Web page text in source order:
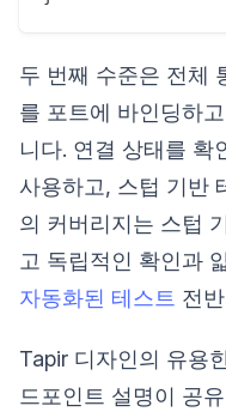
두 번째 수준은 전체
를 포트에 바인딩하
니다. 연결 상태를 확
사용하고, 스텁 기반
의 커버리지는 스텁
고 독립적인 확인과
자동화된 테스트 전
Tapir 디자인의 유용
드포인트 설명이 공